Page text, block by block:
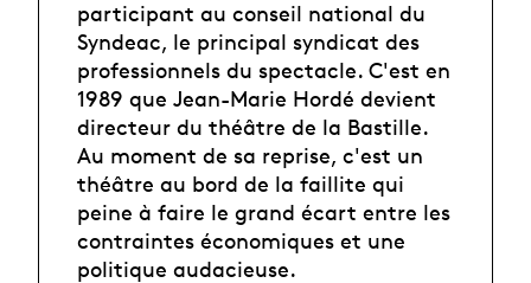
participant au conseil national du
Syndeac, le principal syndicat des
professionnels du spectacle. C'est en
1989 que Jean-Marie Hordé devient
directeur du théâtre de la Bastille.
Au moment de sa reprise, c'est un
théâtre au bord de la faillite qui
peine à faire le grand écart entre les
contraintes économiques et une
politique audacieuse.